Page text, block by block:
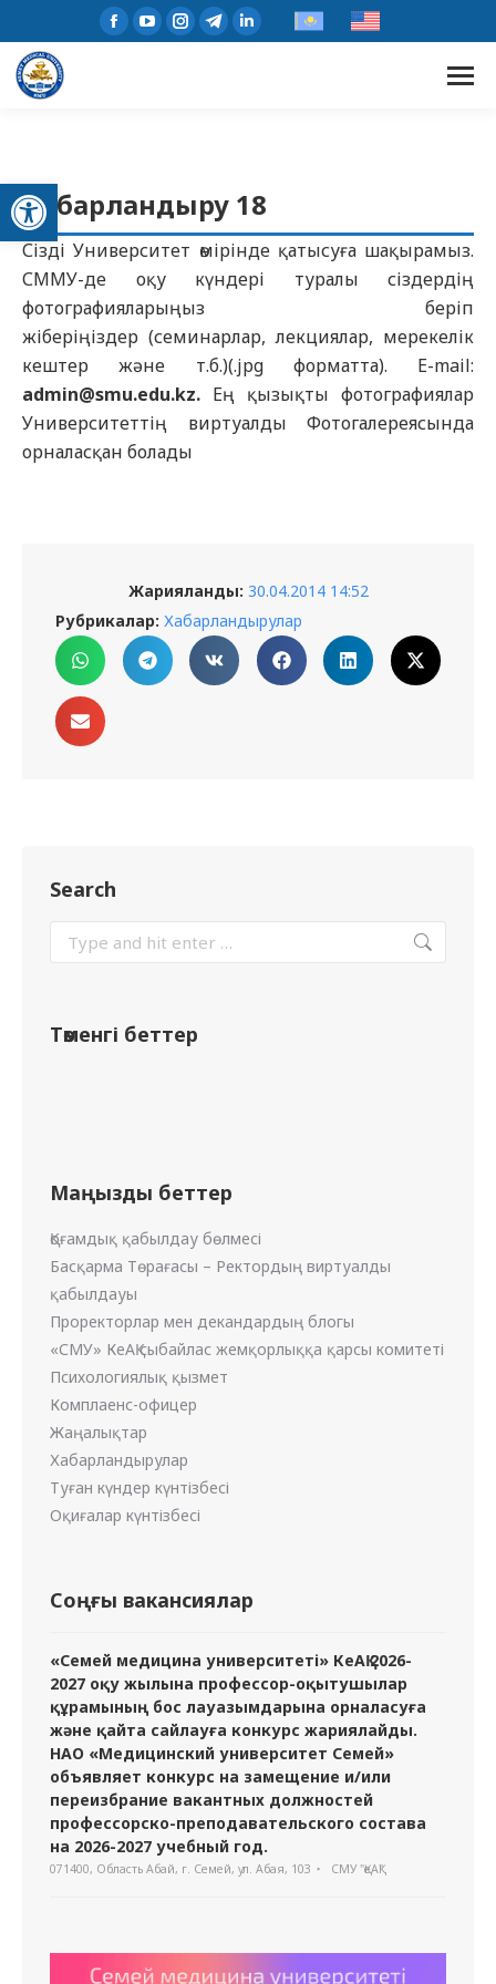
Open toolbar
Хабарландыру 18
Сізді Университет өмірінде қатысуға шақырамыз.
СММУ-де оқу күндері туралы сіздердің
фотографияларыңыз беріп
жіберіңіздер (семинарлар, лекциялар, мерекелік
кештер және т.б.)(.jpg форматта). E-mail:
admin@smu.edu.kz. Ең қызықты фотографиялар
Университеттің виртуалды Фотогалереясында
орналасқан болады
Жарияланды: 30.04.2014 14:52
Рубрикалар: Хабарландырулар
Search
Төменгі беттер
Маңызды беттер
Қоғамдық қабылдау бөлмесі
Басқарма Төрағасы – Ректордың виртуалды
қабылдауы
Проректорлар мен декандардың блогы
«СМУ» КеАҚ сыбайлас жемқорлыққа қарсы комитеті
Психологиялық қызмет
Комплаенс-офицер
Жаңалықтар
Хабарландырулар
Туған күндер күнтізбесі
Оқиғалар күнтізбесі
Соңғы вакансиялар
«Семей медицина университеті» КеАҚ 2026-
2027 оқу жылына профессор-оқытушылар
құрамының бос лауазымдарына орналасуға
және қайта сайлауға конкурс жариялайды.
НАО «Медицинский университет Семей»
объявляет конкурс на замещение и/или
переизбрание вакантных должностей
профессорско-преподавательского состава
на 2026-2027 учебный год.
071400, Область Абай, г. Семей, ул. Абая, 103 СМУ "ҚеАҚ"